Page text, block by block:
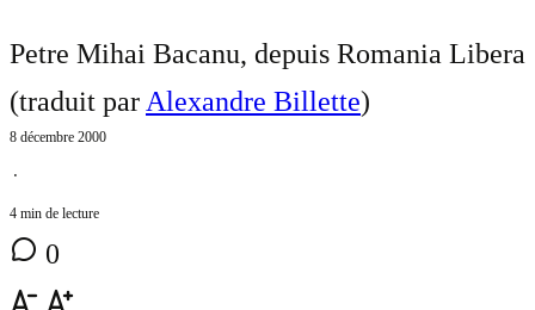
Petre Mihai Bacanu, depuis Romania Libera
(traduit parAlexandre Billette)
8 décembre 2000
⋅
4 min de lecture
0